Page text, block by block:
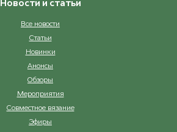
Новости и статьи
Все новости
Статьи
Новинки
Анонсы
Обзоры
Мероприятия
Совместное вязание
Эфиры